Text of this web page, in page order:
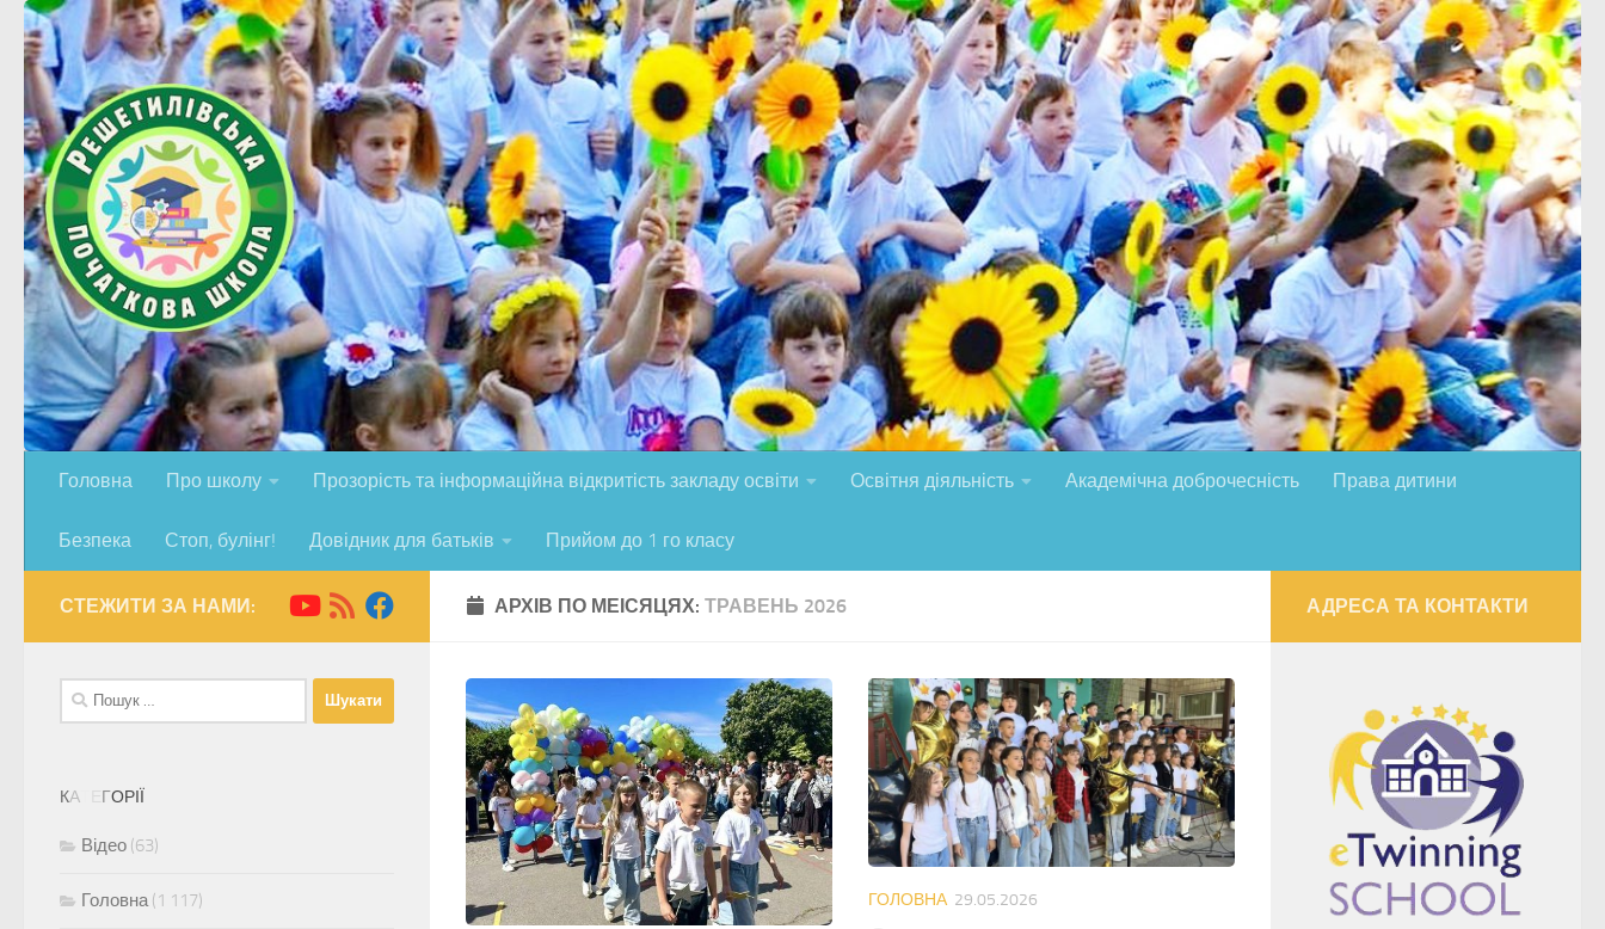
Skip to content
Головна Про школу Прозорість та інформаційна відкритість закладу освіти Освітня діяльність Академічна доброчесність Права дитини
Безпека Стоп, булінг! Довідник для батьків Прийом до 1 го класу
АРХІВ ПО МЕІСЯЦЯХ: ТРАВЕНЬ 2026
ГОЛОВНА 29.05.2026
СТЕЖИТИ ЗА НАМИ:
Пошук:
КА ГОРІЇ
Відео (63)
Головна(1 117)
АДРЕСА ТА КОНТАКТИ